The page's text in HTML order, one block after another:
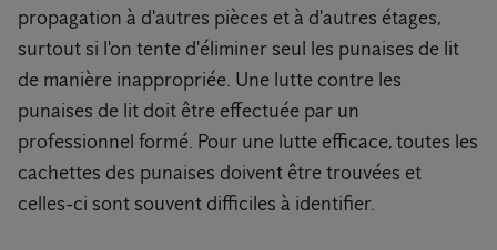
propagation à d'autres pièces et à d'autres étages,
surtout si l'on tente d'éliminer seul les punaises de lit
de manière inappropriée. Une lutte contre les
punaises de lit doit être effectuée par un
professionnel formé. Pour une lutte efficace, toutes les
cachettes des punaises doivent être trouvées et
celles-ci sont souvent difficiles à identifier.